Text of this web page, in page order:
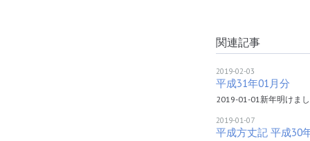
関連記事
2019-02-03
平成31年01月分
2019-01-01新年明けま
2019-01-07
平成方丈記 平成30